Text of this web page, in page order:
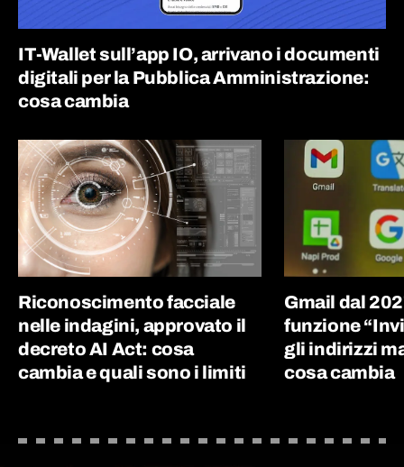
IT-Wallet sull’app IO, arrivano i documenti
digitali per la Pubblica Amministrazione:
cosa cambia
Riconoscimento facciale
nelle indagini, approvato il
decreto AI Act: cosa
cambia e quali sono i limiti
Gmail dal
funzione
gli indirizzi
cosa cambia